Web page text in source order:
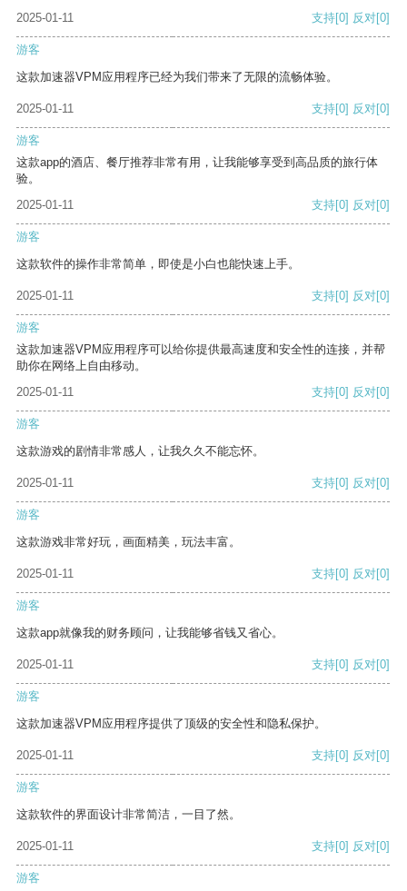
2025-01-11
支持[0] 反对[0]
游客
这款加速器VPM应用程序已经为我们带来了无限的流畅体验。
2025-01-11 支持[0] 反对[0]
游客
这款app的酒店、餐厅推荐非常有用，让我能够享受到高品质的旅行体
验。
2025-01-11
支持[0] 反对[0]
游客
这款软件的操作非常简单，即使是小白也能快速上手。
2025-01-11 支持[0] 反对[0]
游客
这款加速器VPM应用程序可以给你提供最高速度和安全性的连接，并帮
助你在网络上自由移动。
2025-01-11
支持[0] 反对[0]
游客
这款游戏的剧情非常感人，让我久久不能忘怀。
2025-01-11 支持[0] 反对[0]
游客
这款游戏非常好玩，画面精美，玩法丰富。
2025-01-11 支持[0] 反对[0]
游客
这款app就像我的财务顾问，让我能够省钱又省心。
2025-01-11 支持[0] 反对[0]
游客
这款加速器VPM应用程序提供了顶级的安全性和隐私保护。
2025-01-11 支持[0] 反对[0]
游客
这款软件的界面设计非常简洁，一目了然。
2025-01-11 支持[0] 反对[0]
游客